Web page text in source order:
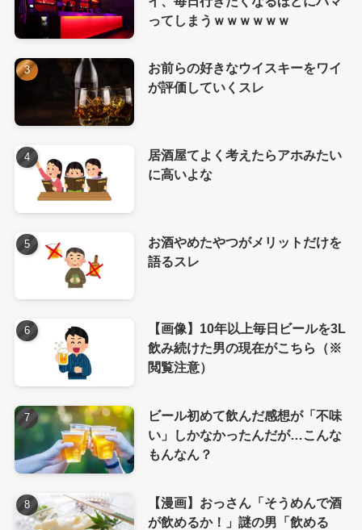
ってしまうｗｗｗｗｗｗ
お前らの好きなウイスキーをワイ
が評価していくスレ
居酒屋てよく考えたらアホみたい
に高いよな
お酒やめたやつがメリットだけを
語るスレ
【画像】10年以上毎日ビールを3L
飲み続けた男の現在がこちら（※
閲覧注意）
ビール初めて飲んだ感想が「不味
い」しかなかったんだが…こんな
もんなん？
【漫画】おっさん「そうめんで酒
が飲めるか！」謎の男「飲める